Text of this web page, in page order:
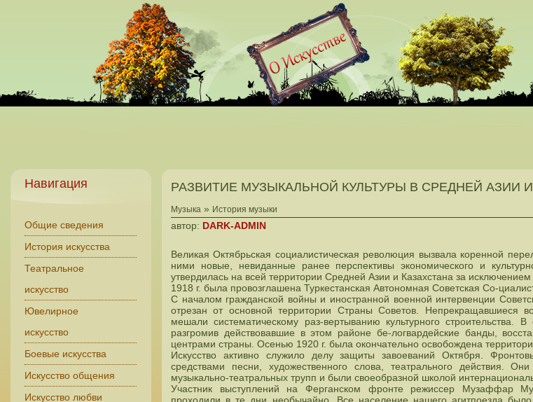
Навигация
Общие сведения
История искусства
Театральное
искусство
Ювелирное
искусство
Боевые искусства
Искусство общения
Искусство любви
РАЗВИТИЕ МУЗЫКАЛЬНОЙ КУЛЬТУРЫ В СРЕДНЕЙ АЗИИ
Музыка » История музыки
автор: DARK-ADMIN
Великая Октябрьская социалистическая революция вызвала коренной
ними новые, невиданные ранее перспективы экономического и
утвердилась на всей территории Средней Азии и Казахстана за
1918 г. была провозглашена Туркестанская Автономная Советская Со-
С началом гражданской войны и иностранной военной интервенции
отрезан от основной территории Страны Советов. Непрекращавшиеся
мешали систематическому раз-вертыванию культурного строительства.
разгромив действовавшие в этом районе бе-логвардейские банды,
центрами страны. Осенью 1920 г. была окончательно освобождена
Искусство активно служило делу защиты завоеваний Октября.
средствами песни, художественного слова, театрального действия.
музыкально-театральных трупп и были своеобразной школой
Участник выступлений на Ферганском фронте режиссер Музаффар